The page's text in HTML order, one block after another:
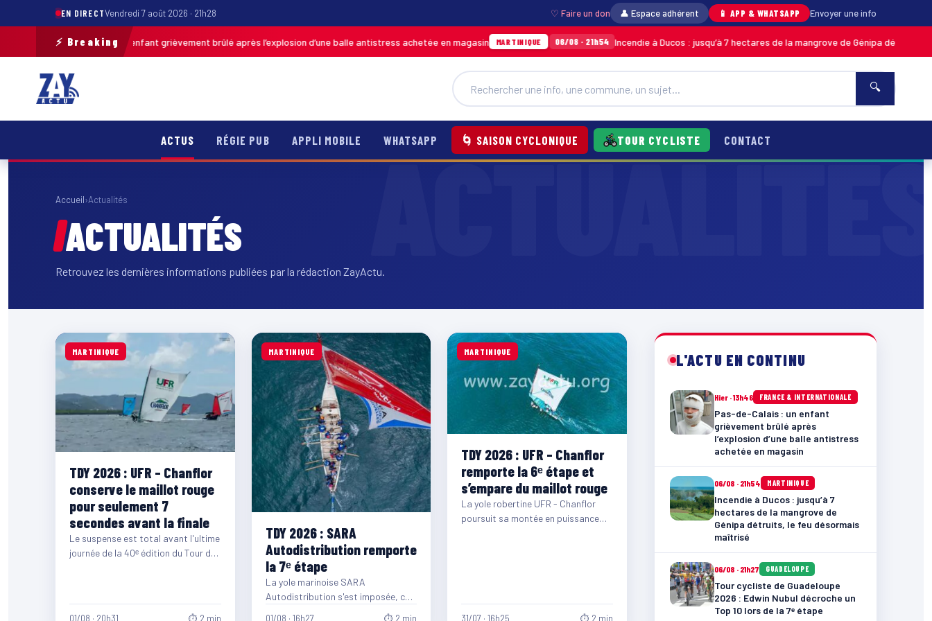
EN DIRECTVendredi 7 août 2026 · 21h28 ♡ Faire un don 👤 Espace adhérent 📱 APP & WHATSAPP Envoyer une info
⚡ Breaking
Pas-de-Calais : un enfant grièvement brûlé après l’explosion d’une balle antistress achetée en magasin MARTINIQUE 06/08 · 21h54 Incendie à Ducos : jusqu’à 7 hectares de la mangrove de Génipa détruits, le feu
🔍
ACTUS RÉGIE PUB APPLI MOBILE WHATSAPP 🌀 SAISON CYCLONIQUE TOUR CYCLISTE CONTACT
Accueil›Actualités
ACTUALITÉS
Retrouvez les dernières informations publiées par la rédaction ZayActu.
MARTINIQUE
TDY 2026 : UFR – Chanflor
conserve le maillot rouge
pour seulement 7
secondes avant la finale
Le suspense est total avant l'ultime
journée de la 40ᵉ édition du Tour des
01/08 · 20h31 ⏱ 2 min
MARTINIQUE
TDY 2026 : SARA
Autodistribution remporte
la 7ᵉ étape
La yole marinoise SARA
Autodistribution s'est imposée, ce
samedi 1ᵉʳ août, lors de la 7ᵉ étape
01/08 · 16h27 ⏱ 2 min
MARTINIQUE
TDY 2026 : UFR – Chanflor
remporte la 6ᵉ étape et
s’empare du maillot rouge
La yole robertine UFR - Chanflor
poursuit sa montée en puissance
31/07 · 16h25 ⏱ 2 min
L'ACTU EN CONTINU
Hier · 13h46 FRANCE & INTERNATIONALE
Pas-de-Calais : un enfant
grièvement brûlé après
l’explosion d’une balle antistress
achetée en magasin
06/08 · 21h54 MARTINIQUE
Incendie à Ducos : jusqu’à 7
hectares de la mangrove de
Génipa détruits, le feu désormais
maîtrisé
06/08 · 21h27 GUADELOUPE
Tour cycliste de Guadeloupe
2026 : Edwin Nubul décroche un
Top 10 lors de la 7ᵉ étape